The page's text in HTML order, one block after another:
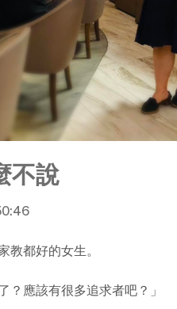
不說
教都好的女生。
？應該有很多追求者吧？」